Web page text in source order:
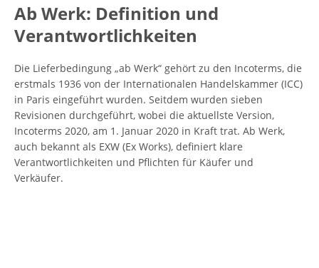
Ab Werk: Definition und
Verantwortlichkeiten
Die Lieferbedingung „ab Werk“ gehört zu den Incoterms, die
erstmals 1936 von der Internationalen Handelskammer (ICC)
in Paris eingeführt wurden. Seitdem wurden sieben
Revisionen durchgeführt, wobei die aktuellste Version,
Incoterms 2020, am 1. Januar 2020 in Kraft trat. Ab Werk,
auch bekannt als EXW (Ex Works), definiert klare
Verantwortlichkeiten und Pflichten für Käufer und
Verkäufer.